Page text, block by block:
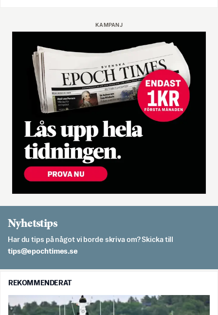
KAMPANJ
Nyhetstips
Har du tips på något vi borde skriva om? Skicka till
es.semithcope@spit
REKOMMENDERAT